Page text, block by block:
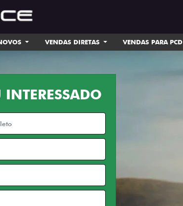
VENDAS DIRETAS VENDAS PARA PCD
INTERESSADO